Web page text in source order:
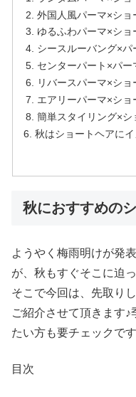
外国人風パーマ×ショ
ゆるふわパーマ×ショ
シースルーバング×パ
センターパート×パー
リバースパーマ×ショ
エアリーパーマ×ショ
簡単スタイリング×シ
秋はショートヘアにイ
秋におすすめの
ようやく梅雨明けが発
が、秋もすぐそこに迫っ
そこで今回は、先取り
ご紹介させて頂きます
たい方も要チェックです
目次